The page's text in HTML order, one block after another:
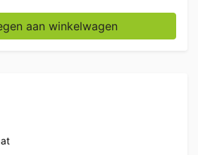
aan winkelwagen